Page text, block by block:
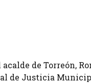
de Torreón,
de Justicia